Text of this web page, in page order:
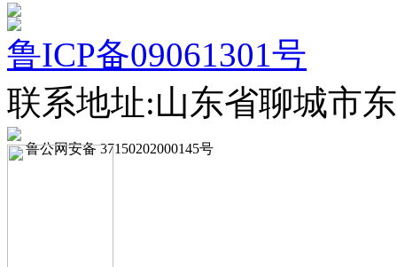
鲁ICP备09061301号
联系地址:山东省聊城市
鲁公网安备 37150202000145号